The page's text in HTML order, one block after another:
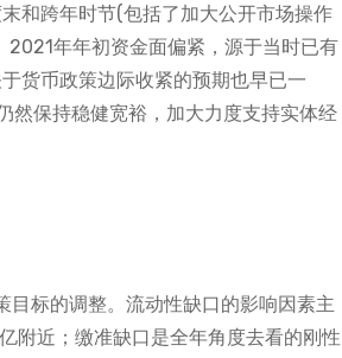
和跨年时节(包括了加大公开市场操作
2021年年初资金面偏紧，源于当时已有
货币政策边际收紧的预期也早已一
然保持稳健宽裕，加大力度支持实体经
标的调整。流动性缺口的影响因素主
附近；缴准缺口是全年角度去看的刚性